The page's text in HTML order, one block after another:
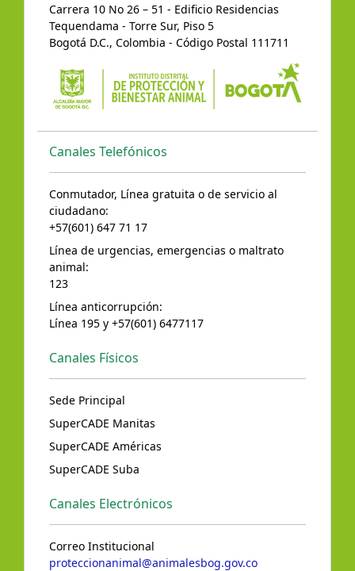
Carrera 10 No 26 – 51 - Edificio Residencias
Tequendama - Torre Sur, Piso 5
Bogotá D.C., Colombia - Código Postal 111711
Canales Telefónicos
Conmutador, Línea gratuita o de servicio al
ciudadano:
+57(601) 647 71 17
Línea de urgencias, emergencias o maltrato
animal:
123
Línea anticorrupción:
Línea 195 y +57(601) 6477117
Canales Físicos
Sede Principal
SuperCADE Manitas
SuperCADE Américas
SuperCADE Suba
Canales Electrónicos
Correo Institucional
proteccionanimal@animalesbog.gov.co